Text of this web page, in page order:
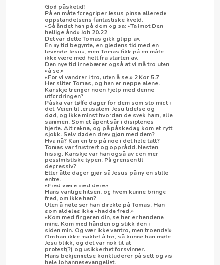
God påsketid!
På en måte foregriper Jesus pinsa allerede
oppstandelsens fantastiske kveld.
«Så åndet han på dem og sa: «Ta imot Den
hellige ånd» Joh 20.22
Det var dette Tomas gikk glipp av.
En ny tid begynte, en gledens tid med en
levende Jesus, men Tomas fikk på en måte
ikke være med helt fra starten av.
Den nye tid innebærer også at vi må tro uten
«å se.»
«For vi vandrer i tro, uten å se.» 2 Kor 5,7
Her sliter Tomas, og han er neppe alene.
Kanskje trenger noen hjelp med denne
utfordringen?
Påska var tøffe dager for dem som sto midt i
det. Veien til Jerusalem, Jesu lidelse og
død, og ikke minst hvordan de svek ham, alle
sammen. Som et åpent sår i disiplenes
hjerte. Alt rakna, og på påskedag kom et nytt
sjokk. Selv døden drev gjøn med dem?
Hva nå? Kan en tro på noe i det hele tatt?
Tomas var frustrert og opprådd. Nesten
hissig. Kanskje var han også av den mer
pessimistiske typen. På grensen til
depressiv?
Etter åtte dager gjør så Jesus på ny en stille
entre.
«Fred være med dere»
Hans vanlige hilsen, og hvem kunne bringe
fred, om ikke han?
Uten å nøle ser han direkte på Tomas. Han
som aldeles ikke «hadde fred.»
«Kom med fingeren din, se her er hendene
mine. Kom med hånden og stikk den i
siden min. Og vær ikke vantro, men troende!»
Om han ikke maktet å tro, så kunne han møte
Jesu blikk, og det var nok til at
protest(?) og usikkerhet forsvinner.
Hans bekjennelse konkluderer på sett og vis
hele Johannesevangeliet.